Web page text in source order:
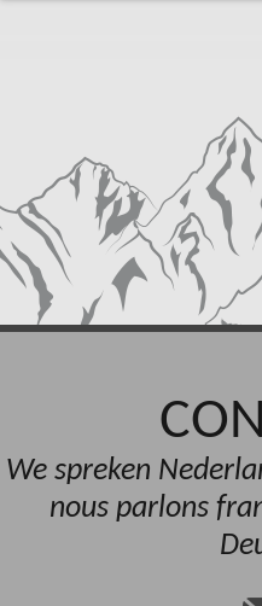
We spreken
nous parlons